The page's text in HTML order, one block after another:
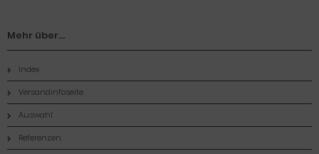
Mehr über...
Index
Versandinfoseite
Auswahl
Referenzen